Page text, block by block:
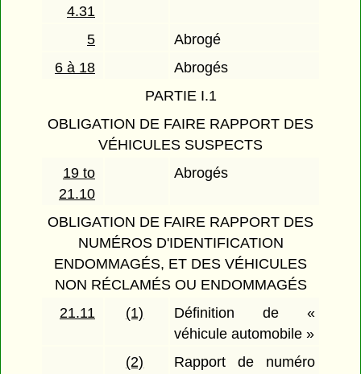
4.31
5
Abrogé
6 à 18
Abrogés
PARTIE I.1
OBLIGATION DE FAIRE RAPPORT DES
VÉHICULES SUSPECTS
19 to
21.10
Abrogés
OBLIGATION DE FAIRE RAPPORT DES
NUMÉROS D'IDENTIFICATION
ENDOMMAGÉS, ET DES VÉHICULES
NON RÉCLAMÉS OU ENDOMMAGÉS
21.11
(1)
Définition de «
véhicule automobile »
(2)
Rapport de numéro